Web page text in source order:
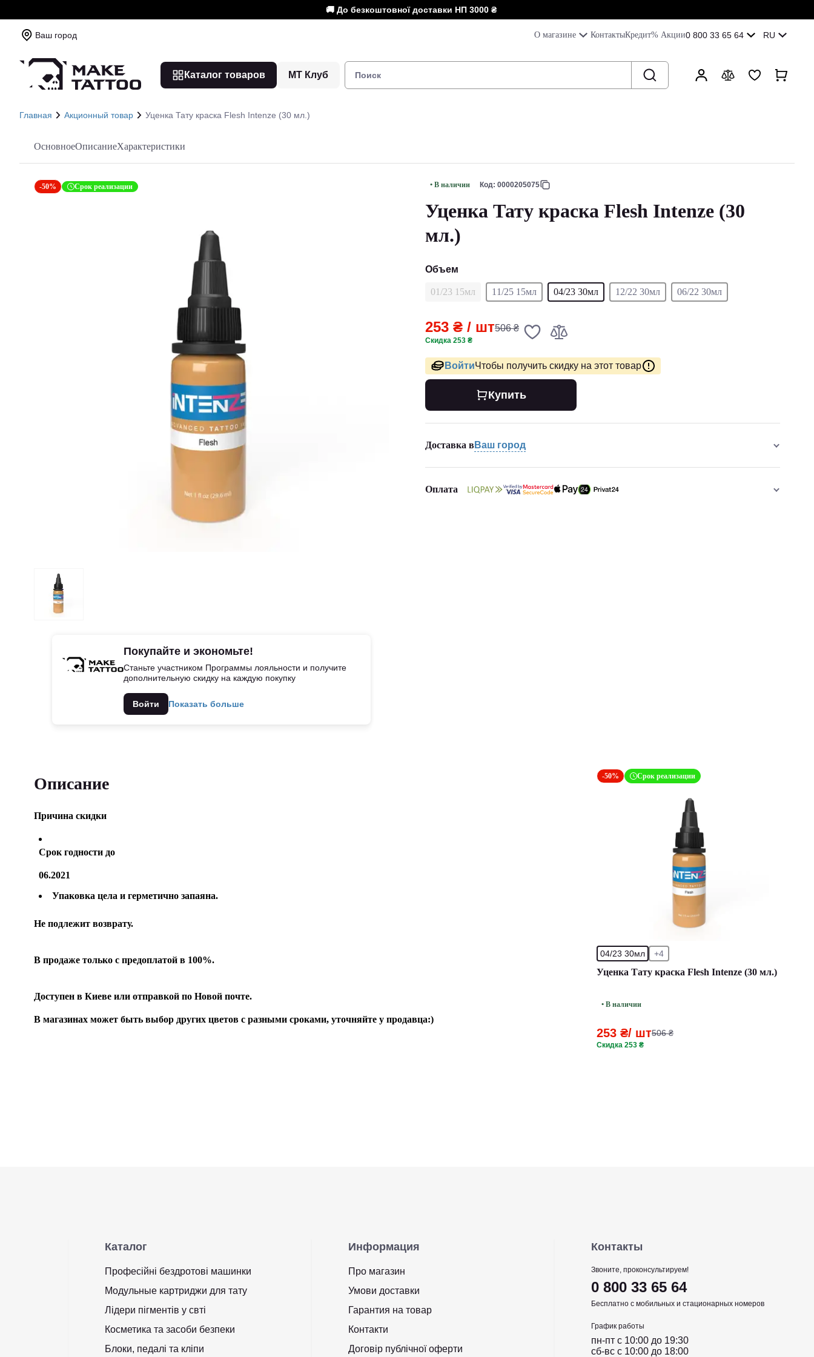
🚚 До безкоштовної доставки НП 3000 ₴
Ваш город О магазине КонтактыКредит% Акции0 800 33 65 64 RU
Каталог товаров МТ Клуб
Главная Акционный товар Уценка Тату краска Flesh Intenze (30 мл.)
ОсновноеОписаниеХарактеристики
-50% Срок реализации
Покупайте и экономьте!
Станьте участником Программы лояльности и получите
дополнительную скидку на каждую покупку
Войти Показать больше
• В наличии Код: 0000205075
Уценка Тату краска Flesh Intenze (30
мл.)
Объем
01/23 15мл 11/25 15мл 04/23 30мл 12/22 30мл 06/22 30мл
253 ₴ / шт506 ₴
Скидка 253 ₴
ВойтиЧтобы получить скидку на этот товар
Купить
Доставка в Ваш город
Оплата
Описание
Причина скидки
Срок годности до
06.2021
Упаковка цела и герметично запаяна.
Не подлежит возврату.
В продаже только с предоплатой в 100%.
Доступен в Киеве или отправкой по Новой почте.
В магазинах может быть выбор других цветов с разными сроками, уточняйте у продавца:)
-50% Срок реализации
04/23 30мл +4
Уценка Тату краска Flesh Intenze (30 мл.)
• В наличии
253 ₴/ шт506 ₴
Скидка 253 ₴
Каталог
Професійні бездротові машинки
Модульные картриджи для тату
Лідери пігментів у свті
Косметика та засоби безпеки
Блоки, педалі та кліпи
Информация
Про магазин
Умови доставки
Гарантия на товар
Контакти
Договір публічної оферти
Контакты
Звоните, проконсультируем!
0 800 33 65 64
Бесплатно с мобильных и стационарных номеров
График работы
пн-пт c 10:00 до 19:30
сб-вс c 10:00 до 18:00